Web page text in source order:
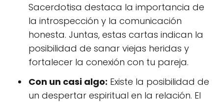
Sacerdotisa destaca la importancia de
la introspección y la comunicación
honesta. Juntas, estas cartas indican la
posibilidad de sanar viejas heridas y
fortalecer la conexión con tu pareja.
Con un casi algo: Existe la posibilidad de
un despertar espiritual en la relación. El